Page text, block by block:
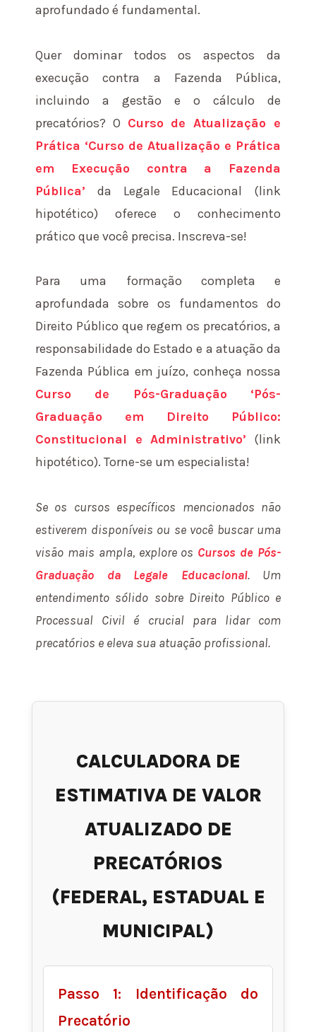
aprofundado é fundamental.
Quer dominar todos os aspectos da
execução contra a Fazenda Pública,
incluindo a gestão e o cálculo de
precatórios? O Curso de Atualização e
Prática ‘Curso de Atualização e Prática
em Execução contra a Fazenda
Pública’ da Legale Educacional (link
hipotético) oferece o conhecimento
prático que você precisa. Inscreva-se!
Para uma formação completa e
aprofundada sobre os fundamentos do
Direito Público que regem os precatórios, a
responsabilidade do Estado e a atuação da
Fazenda Pública em juízo, conheça nossa
Curso de Pós-Graduação ‘Pós-
Graduação em Direito Público:
Constitucional e Administrativo’ (link
hipotético). Torne-se um especialista!
Se os cursos específicos mencionados não
estiverem disponíveis ou se você buscar uma
visão mais ampla, explore os Cursos de Pós-
Graduação da Legale Educacional. Um
entendimento sólido sobre Direito Público e
Processual Civil é crucial para lidar com
precatórios e eleva sua atuação profissional.
CALCULADORA DE
ESTIMATIVA DE VALOR
ATUALIZADO DE
PRECATÓRIOS
(FEDERAL, ESTADUAL E
MUNICIPAL)
Passo 1: Identificação do
Precatório